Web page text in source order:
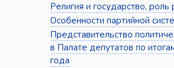
Религия и государство, роль
Особенности партийной
Представительство
в Палате депутатов по
года